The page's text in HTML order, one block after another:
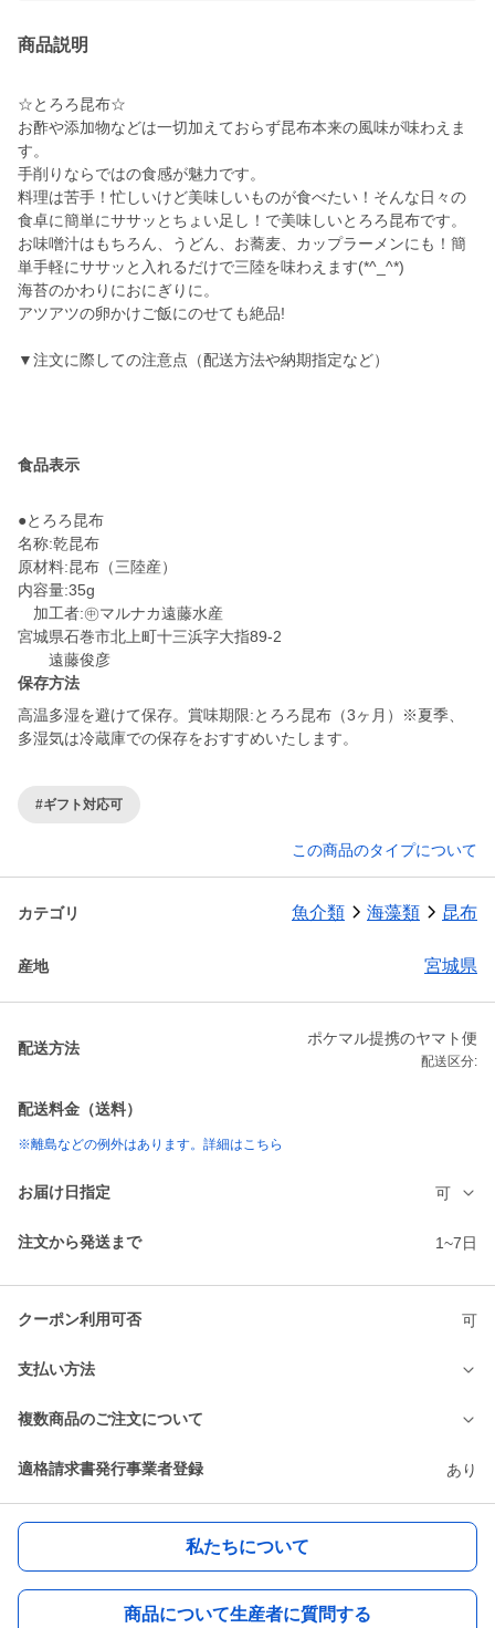
商品説明
☆とろろ昆布☆
お酢や添加物などは一切加えておらず昆布本来の風味が味わえま
す。
手削りならではの食感が魅力です。
料理は苦手！忙しいけど美味しいものが食べたい！そんな日々の
食卓に簡単にササッとちょい足し！で美味しいとろろ昆布です。
お味噌汁はもちろん、うどん、お蕎麦、カップラーメンにも！簡
単手軽にササッと入れるだけで三陸を味わえます(*^_^*)
海苔のかわりにおにぎりに。
アツアツの卵かけご飯にのせても絶品!
▼注文に際しての注意点（配送方法や納期指定など）
食品表示
●とろろ昆布
名称:乾昆布
原材料:昆布（三陸産）
内容量:35g
加工者:㊥マルナカ遠藤水産
宮城県石巻市北上町十三浜字大指89-2
保存方法
高温多湿を避けて保存。賞味期限:とろろ昆布（3ヶ月）※夏季、
#ギフト対応可
この商品のタイプについて
カテゴリ 魚介類 海藻類 昆布
産地 宮城県
配送方法
ポケマル提携のヤマト便
配送区分:
配送料金（送料）
※離島などの例外はあります。詳細はこちら
お届け日指定 可
注文から発送まで 1~7日
クーポン利用可否 可
支払い方法
複数商品のご注文について
適格請求書発行事業者登録 あり
私たちについて
商品について生産者に質問する